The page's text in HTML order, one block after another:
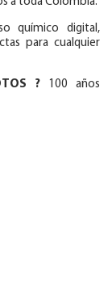
químico digital,
para cualquier
? 100 años